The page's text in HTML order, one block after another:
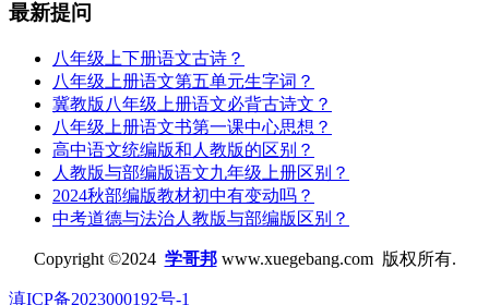
最新提问
八年级上下册语文古诗？
八年级上册语文第五单元生字词？
冀教版八年级上册语文必背古诗文？
八年级上册语文书第一课中心思想？
高中语文统编版和人教版的区别？
人教版与部编版语文九年级上册区别？
2024秋部编版教材初中有变动吗？
中考道德与法治人教版与部编版区别？
Copyright ©2024 学哥邦www.xuegebang.com 版权所有.
滇ICP备2023000192号-1